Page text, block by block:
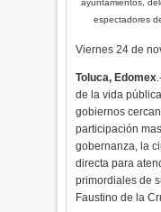
ayuntamientos,
espectadores
Viernes 24 de
Toluca, Edomex
de la vida
gobiernos
participación
gobernanza, la
directa para
primordiales de
Faustino de la